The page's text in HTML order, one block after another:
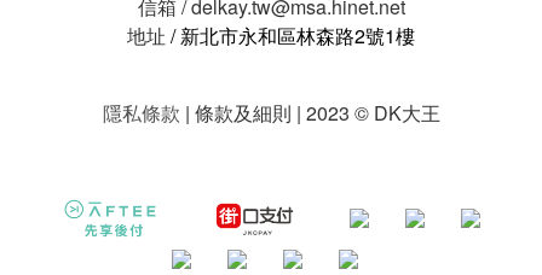
信箱 / delkay.tw@msa.hinet.net
地址 / 新北市永和區林森路2號1樓
隱私條款 | 條款及細則 | 2023 © DK大王